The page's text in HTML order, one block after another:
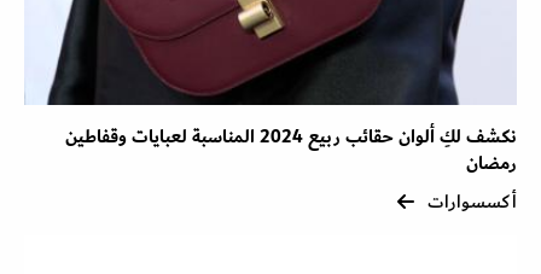
نكشف لكِ ألوان حقائب ربيع 2024 المناسبة لعبايات وقفاطين
رمضان
أكسسوارات